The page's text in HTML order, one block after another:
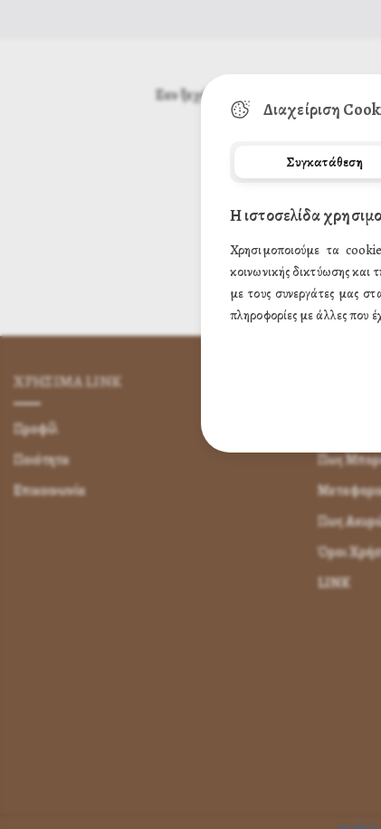
Εαν ξεχάσατε τον κωδικό
ΧΡΗΣΙΜA LINK
Προφίλ
Ποιότητα
Επικοινωνία
ΌΡΟΙ
Πως
Πως
Όροι
LINK
Διαχείριση
Συγκατάθεση
Η ιστοσελίδα
Χρησιμοποιούμε τα
κοινωνικής δικτύωσης και
με τους συνεργάτες μας
πληροφορίες με άλλες που